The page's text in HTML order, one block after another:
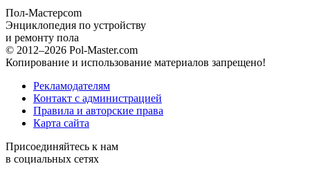
Пол-Мастерcom
Энциклопедия по устройству
и ремонту пола
© 2012–2026 Pol-Master.com
Копирование и использование материалов запрещено!
Рекламодателям
Контакт с администрацией
Правила и авторские права
Карта сайта
Присоединяйтесь к нам
в социальных сетях